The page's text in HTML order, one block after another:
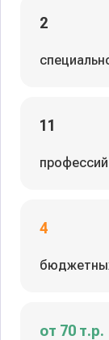
2
11
профессий
4
от 70 т.р.